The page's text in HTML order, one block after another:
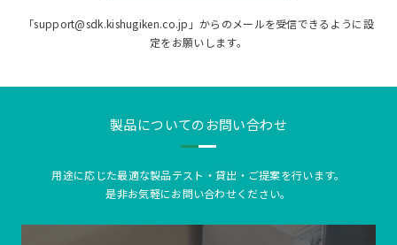
「support@sdk.kishugiken.co.jp」からのメールを受信できるように設
定をお願いします。
製品についてのお問い合わせ
用途に応じた最適な製品テスト・貸出・ご提案を行います。
是非お気軽にお問い合わせください。